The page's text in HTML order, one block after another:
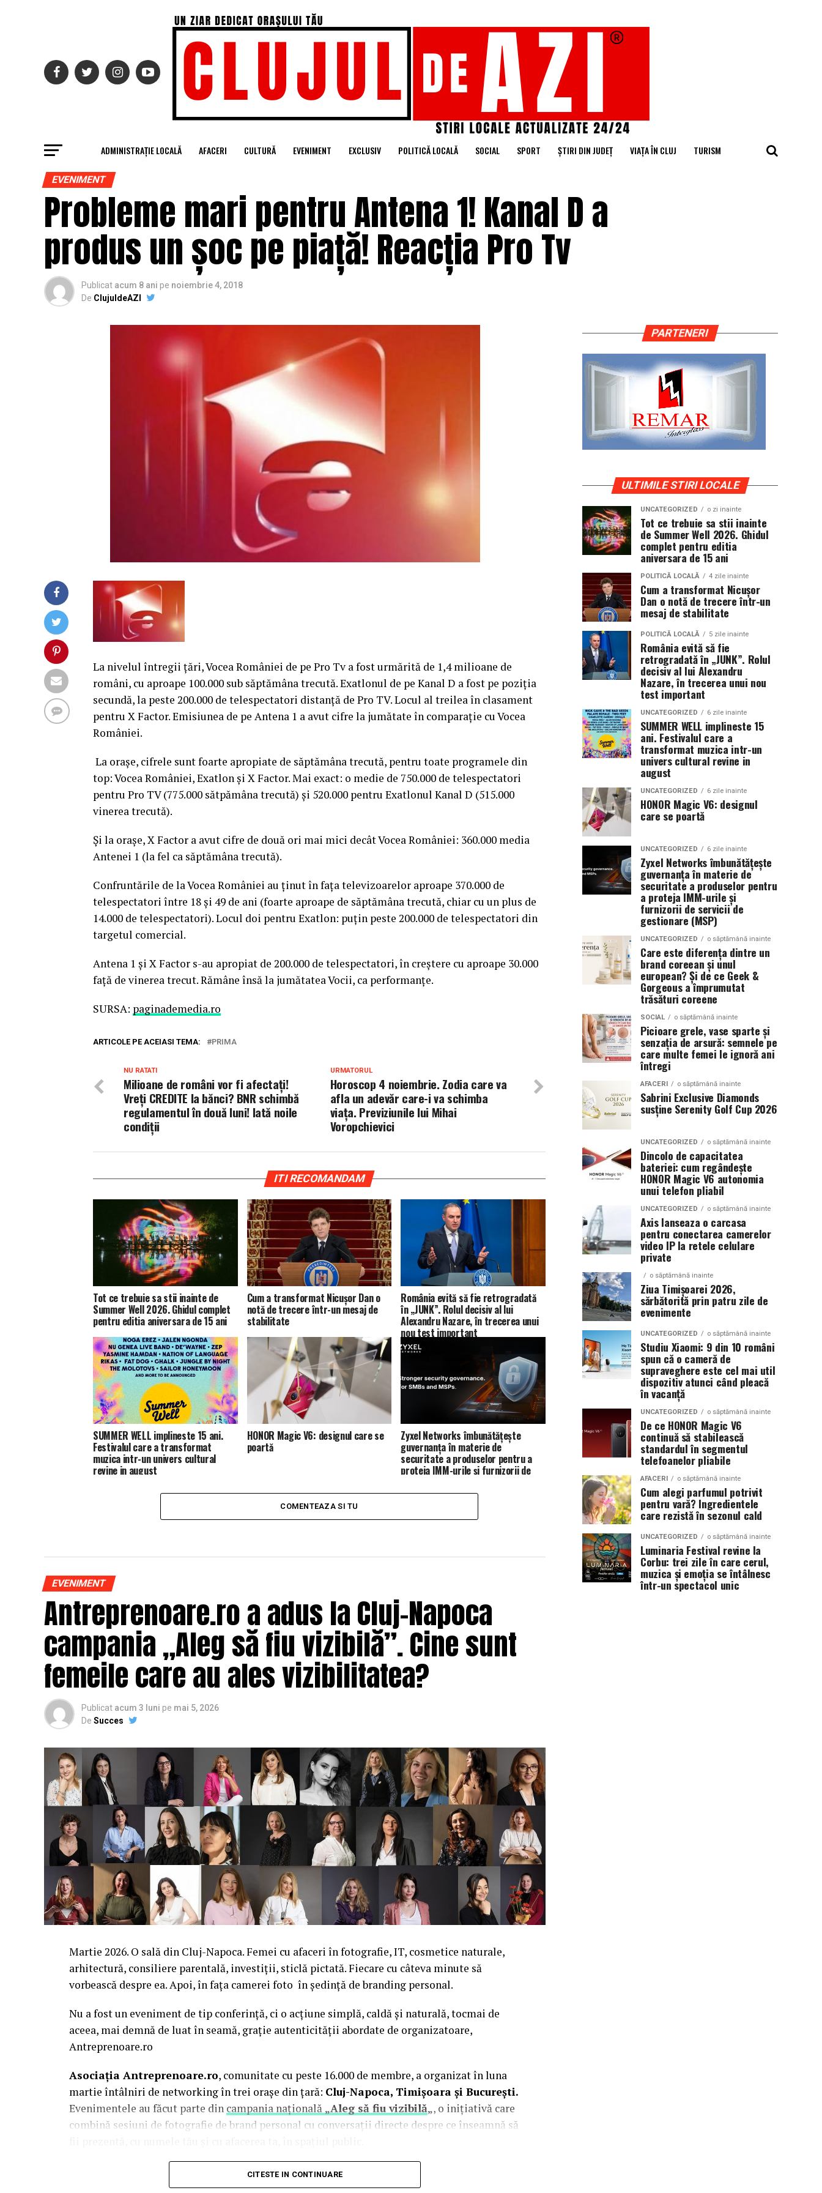
ADMINISTRAȚIE LOCALĂ AFACERI CULTURĂ EVENIMENT EXCLUSIV POLITICĂ LOCALĂ SOCIAL SPORT ȘTIRI DIN JUDEȚ VIAȚA ÎN CLUJ TURISM
EVENIMENT
Probleme mari pentru Antena 1! Kanal D a
produs un șoc pe piață! Reacția Pro Tv
Publicat acum 8 ani pe noiembrie 4, 2018
De ClujuldeAZI
La nivelul întregii ţări, Vocea României de pe Pro Tv a fost urmărită de 1,4 milioane de
români, cu aproape 100.000 sub săptămâna trecută. Exatlonul de pe Kanal D a fost pe poziţia
secundă, la peste 200.000 de telespectatori distanţă de Pro TV. Locul al treilea în clasament
pentru X Factor. Emisiunea de pe Antena 1 a avut cifre la jumătate în comparaţie cu Vocea
României.
La oraşe, cifrele sunt foarte apropiate de săptămâna trecută, pentru toate programele din
top: Vocea României, Exatlon şi X Factor.Mai exact: o medie de 750.000 de telespectatori
pentru Pro TV (775.000 sătpămâna trecută) şi 520.000 pentru Exatlonul Kanal D (515.000
vinerea trecută).
Și la oraşe, X Factor a avut cifre de două ori mai mici decât Vocea României: 360.000 media
Antenei 1 (la fel ca săptămâna trecută).
Confruntările de la Vocea României au ţinut în faţa televizoarelor aproape 370.000 de
telespectatori între 18 şi 49 de ani (foarte aproape de săptămâna trecută, chiar cu un plus de
14.000 de telespectatori). Locul doi pentru Exatlon: puţin peste 200.000 de telespectatori din
targetul comercial.
Antena 1 şi X Factor s-au apropiat de 200.000 de telespectatori, în creştere cu aproape 30.000
faţă de vinerea trecut. Rămâne însă la jumătatea Vocii, ca performanţe.
SURSA: paginademedia.ro
ARTICOLE PE ACEIASI TEMA: PRIMA
URMATORUL
Horoscop 4 noiembrie. Zodia care va
afla un adevăr care-i va schimba
viața. Previziunile lui Mihai
Voropchievici
NU RATATI
Milioane de români vor fi afectați!
Vreți CREDITE la bănci? BNR schimbă
regulamentul în două luni! Iată noile
condiții
ITI RECOMANDAM
Tot ce trebuie sa stii inainte de
Summer Well 2026. Ghidul complet
pentru editia aniversara de 15 ani
Cum a transformat Nicușor Dan o
notă de trecere într-un mesaj de
stabilitate
România evită să fie retrogradată
în „JUNK”. Rolul decisiv al lui
Alexandru Nazare, în trecerea unui
nou test important
SUMMER WELL implineste 15 ani.
Festivalul care a transformat
muzica intr-un univers cultural
revine in august
HONOR Magic V6: designul care se
poartă
Zyxel Networks îmbunătățește
guvernanța în materie de
securitate a produselor pentru a
proteja IMM-urile și furnizorii de
COMENTEAZA SI TU
EVENIMENT
Antreprenoare.ro a adus la Cluj-Napoca
campania „Aleg să fiu vizibilă”. Cine sunt
femeile care au ales vizibilitatea?
Publicat acum 3 luni pe mai 5, 2026
De Succes
Martie 2026. O sală din Cluj-Napoca. Femei cu afaceri în fotografie, IT, cosmetice naturale,
arhitectură, consiliere parentală, investiții, sticlă pictată. Fiecare cu câteva minute să
vorbească despre ea. Apoi, în fața camerei foto în ședință de branding personal.
Nu a fost un eveniment de tip conferință, ci o acțiune simplă, caldă și naturală, tocmai de
aceea, mai demnă de luat în seamă, grație autenticității abordate de organizatoare,
Antreprenoare.ro
Asociația Antreprenoare.ro, comunitate cu peste 16.000 de membre, a organizat în luna
martie întâlniri de networking în trei orașe din țară: Cluj-Napoca, Timișoara și București.
Evenimentele au făcut parte din campania națională „Aleg să fiu vizibilă„, o inițiativă care
combină sesiuni de fotografie de brand personal cu conversații directe despre ce înseamnă să
La Cluj-Napoca, sesiunile foto au fost susținute de doi fotografi profesioniști:
(lightsun.ro) șiDeni Sîrb(DA Studio). Valentina a venit cu 18 ani de carieră în
CITESTE IN CONTINUARE
PARTENERI
ULTIMILE STIRI LOCALE
UNCATEGORIZED o zi inainte
Tot ce trebuie sa stii inainte
de Summer Well 2026. Ghidul
complet pentru editia
aniversara de 15 ani
POLITICĂ LOCALĂ 4 zile inainte
Cum a transformat Nicușor
Dan o notă de trecere într-un
mesaj de stabilitate
POLITICĂ LOCALĂ 5 zile inainte
România evită să fie
retrogradată în „JUNK”. Rolul
decisiv al lui Alexandru
Nazare, în trecerea unui nou
test important
UNCATEGORIZED 6 zile inainte
SUMMER WELL implineste 15
ani. Festivalul care a
transformat muzica intr-un
univers cultural revine in
august
UNCATEGORIZED 6 zile inainte
HONOR Magic V6: designul
care se poartă
UNCATEGORIZED 6 zile inainte
Zyxel Networks îmbunătățește
guvernanța în materie de
securitate a produselor pentru
a proteja IMM-urile și
furnizorii de servicii de
gestionare (MSP)
UNCATEGORIZED o săptămână inainte
Care este diferența dintre un
brand coreean și unul
european? Și de ce Geek &
Gorgeous a împrumutat
trăsături coreene
SOCIAL o săptămână inainte
Picioare grele, vase sparte și
senzația de arsură: semnele pe
care multe femei le ignoră ani
întregi
AFACERI o săptămână inainte
Sabrini Exclusive Diamonds
susține Serenity Golf Cup 2026
UNCATEGORIZED o săptămână inainte
Dincolo de capacitatea
bateriei: cum regândește
HONOR Magic V6 autonomia
unui telefon pliabil
UNCATEGORIZED o săptămână inainte
Axis lanseaza o carcasa
pentru conectarea camerelor
video IP la retele celulare
private
o săptămână inainte
Ziua Timișoarei 2026,
sărbătorită prin patru zile de
evenimente
UNCATEGORIZED o săptămână inainte
Studiu Xiaomi: 9 din 10 români
spun că o cameră de
supraveghere este cel mai util
dispozitiv atunci când pleacă
în vacanță
UNCATEGORIZED o săptămână inainte
De ce HONOR Magic V6
continuă să stabilească
standardul în segmentul
telefoanelor pliabile
AFACERI o săptămână inainte
Cum alegi parfumul potrivit
pentru vară? Ingredientele
care rezistă în sezonul cald
UNCATEGORIZED o săptămână inainte
Luminaria Festival revine la
Corbu: trei zile în care cerul,
muzica și emoția se întâlnesc
într-un spectacol unic